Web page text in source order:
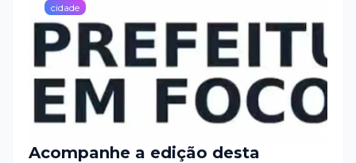
cidade
Acompanhe a edição desta